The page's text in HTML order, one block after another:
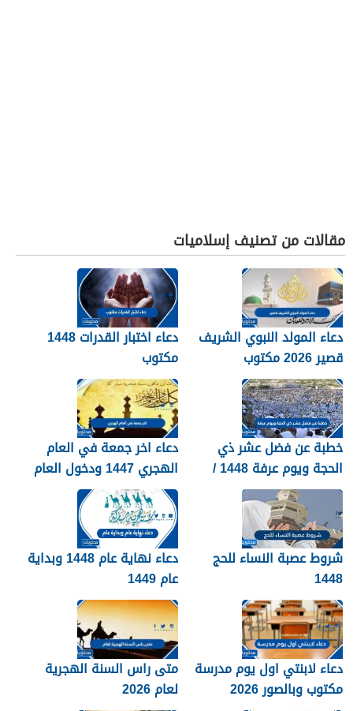
مقالات من تصنيف إسلاميات
دعاء المولد النبوي الشريف
قصير 2026 مكتوب
دعاء اختبار القدرات 1448
مكتوب
خطبة عن فضل عشر ذي
الحجة ويوم عرفة 1448 /
2026
دعاء اخر جمعة في العام
الهجري 1447 ودخول العام
الجديد 1448
شروط عصبة النساء للحج
1448
دعاء نهاية عام 1448 وبداية
عام 1449
دعاء لابنتي اول يوم مدرسة
مكتوب وبالصور 2026
متى راس السنة الهجرية
لعام 2026